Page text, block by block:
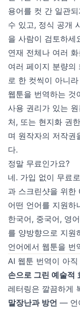
용어를 컷 간 일관
수 있고, 정식 공개
을 사람이 검토하세
연재 전체나 여러
여러 페이지 분량의
로 한 컷씩이 아니
웹툰을 번역하는 것
사용 권리가 있는
처, 또는 현지화 권
며 원작자의 저작권
다.
정말 무료인가요?
네. 가입 없이 무료
과 스크린샷을 위한
어떤 언어를 지원하
한국어, 중국어, 영
를 양방향으로 지원
언어에서 웹툰을 번
AI 웹툰 번역이 아
손으로 그린 예술적
레터링은 깔끔하게
말장난과 방언 — 언